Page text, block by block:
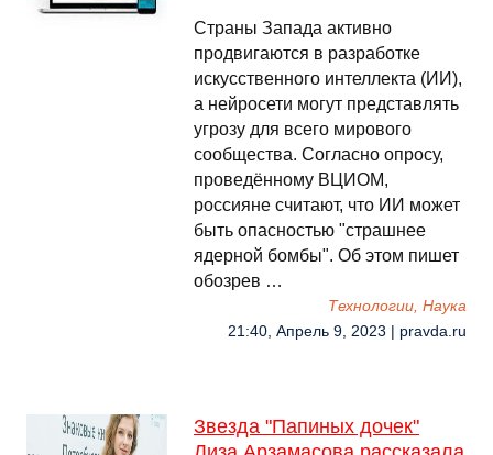
Страны Запада активно
продвигаются в разработке
искусственного интеллекта (ИИ),
а нейросети могут представлять
угрозу для всего мирового
сообщества. Согласно опросу,
проведённому ВЦИОМ,
россияне считают, что ИИ может
быть опасностью "страшнее
ядерной бомбы". Об этом пишет
обозрев …
Технологии, Наука
21:40, Апрель 9, 2023 | pravda.ru
Звезда "Папиных дочек"